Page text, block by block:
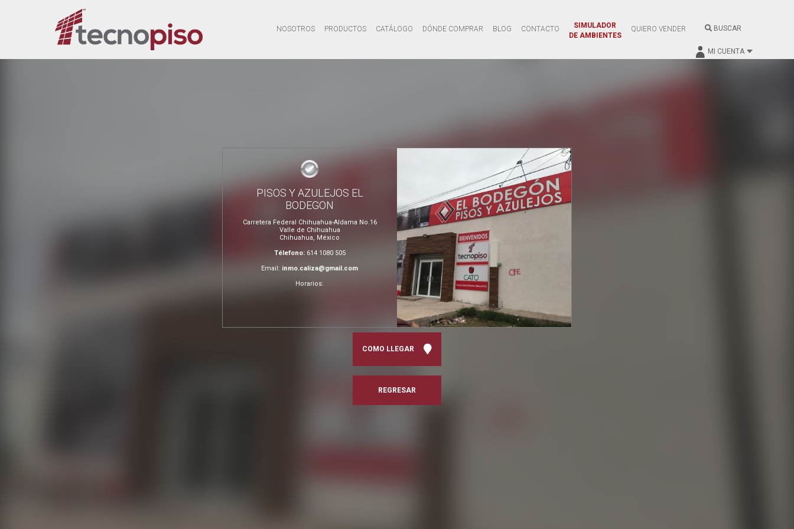
NOSOTROS PRODUCTOS CATÁLOGO DÓNDE COMPRAR BLOG CONTACTO
SIMULADOR
DE AMBIENTES
QUIERO VENDER BUSCAR
MI CUENTA
PISOS Y AZULEJOS EL
BODEGON
Carretera Federal Chihuahua-Aldama No.16
Valle de Chihuahua
Chihuahua, México
Télefono: 614 1080 505
Email: inmo.caliza@gmail.com
Horarios:
COMO LLEGAR
REGRESAR